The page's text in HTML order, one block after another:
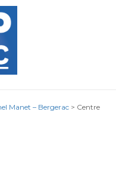
Manet – Bergerac > Centre